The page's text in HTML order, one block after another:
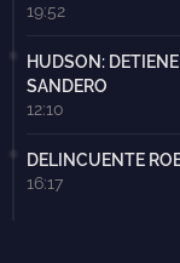
19:52
HUDSON:
SANDERO
12:10
DELINCUENTE
16:17